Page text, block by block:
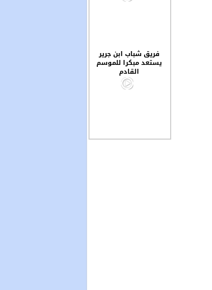
فريق شباب ابن جرير
يستعد مبكرا للموسم
القادم